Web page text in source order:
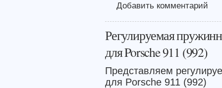
Добавить комментарий
Регулируемая
для Porsche 911 (992)
Представляем
для Porsche 911 (992)